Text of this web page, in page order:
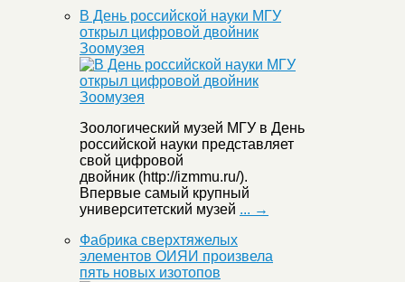
В День российской науки МГУ
открыл цифровой двойник
Зоомузея
Зоологический музей МГУ в День
российской науки представляет
свой цифровой
двойник (http://izmmu.ru/).
Впервые самый крупный
университетский музей ... →
Фабрика сверхтяжелых
элементов ОИЯИ произвела
пять новых изотопов